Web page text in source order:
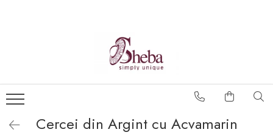
Cercei din Argint cu Acvamarin